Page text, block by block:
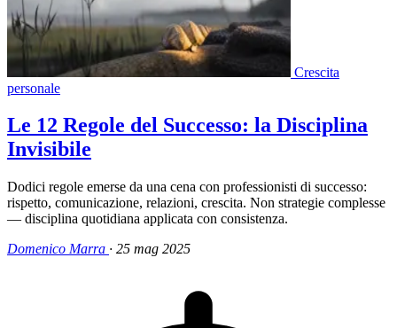
Crescita
personale
Le 12 Regole del Successo: la Disciplina
Invisibile
Dodici regole emerse da una cena con professionisti di successo:
rispetto, comunicazione, relazioni, crescita. Non strategie complesse
— disciplina quotidiana applicata con consistenza.
Domenico Marra · 25 mag 2025